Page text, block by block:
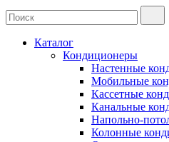
Каталог
Кондиционеры
Настенные
Мобильные
Кассетные
Канальные
Напольно-
Колонные